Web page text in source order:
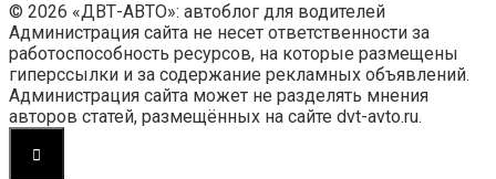
© 2026 «ДВТ-АВТО»: автоблог для водителей
Администрация сайта не несет ответственности за
работоспособность ресурсов, на которые размещены
гиперссылки и за содержание рекламных объявлений.
Администрация сайта может не разделять мнения
авторов статей, размещённых на сайте dvt-avto.ru.